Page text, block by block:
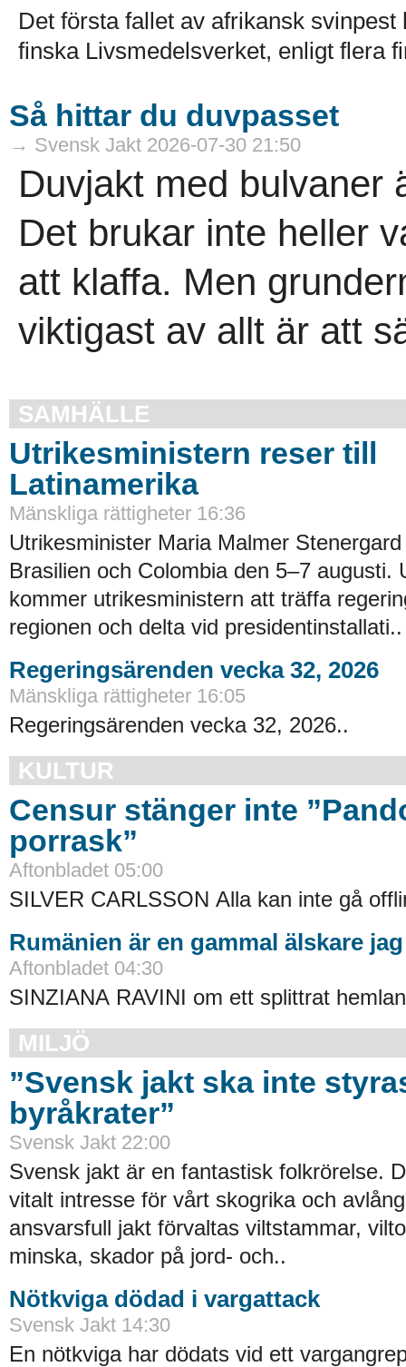
Det första fallet av afrikansk
finska Livsmedelsverket, enligt flera
Så hittar du duvpasset
→ Svensk Jakt 2026-07-30 21:50
Duvjakt med bulvaner
Det brukar inte heller
att klaffa. Men
viktigast av allt är att
SAMHÄLLE
Utrikesministern reser till
Latinamerika
Mänskliga rättigheter 16:36
Utrikesminister Maria Malmer
Brasilien och Colombia den 5–7 augusti.
kommer utrikesministern att träffa
regionen och delta vid presidentinstallati..
Regeringsärenden vecka 32, 2026
Mänskliga rättigheter 16:05
Regeringsärenden vecka 32, 2026..
KULTUR
Censur stänger inte
porrask”
Aftonbladet 05:00
SILVER CARLSSON Alla kan inte gå
Rumänien är en gammal älskare
Aftonbladet 04:30
SINZIANA RAVINI om ett splittrat
MILJÖ
”Svensk jakt ska inte
byråkrater”
Svensk Jakt 22:00
Svensk jakt är en fantastisk folkrörelse.
vitalt intresse för vårt skogrika och
ansvarsfull jakt förvaltas viltstammar,
minska, skador på jord- och..
Nötkviga dödad i vargattack
Svensk Jakt 14:30
En nötkviga har dödats vid ett